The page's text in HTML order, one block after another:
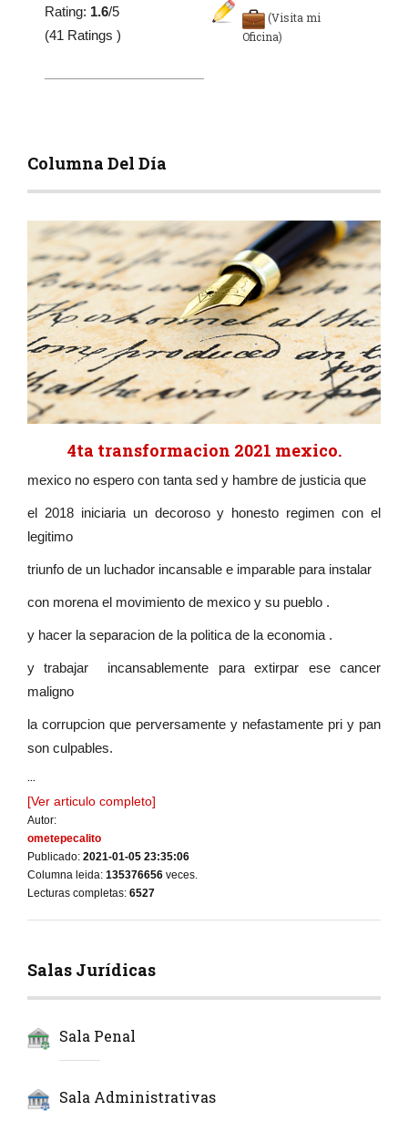
Rating: 1.6/5
(41 Ratings )
(Visita mi
Oficina)
Columna Del Día
4ta transformacion 2021 mexico.
mexico no espero con tanta sed y hambre de justicia que
el 2018 iniciaria un decoroso y honesto regimen con el
legitimo
triunfo de un luchador incansable e imparable para instalar
con morena el movimiento de mexico y su pueblo .
y hacer la separacion de la politica de la economia .
y trabajar incansablemente para extirpar ese cancer
maligno
la corrupcion que perversamente y nefastamente pri y pan
son culpables.
...
[Ver articulo completo]
Autor:
ometepecalito
Publicado: 2021-01-05 23:35:06
Columna leida: 135376656 veces.
Lecturas completas: 6527
Salas Jurídicas
Sala Penal
Sala Administrativas